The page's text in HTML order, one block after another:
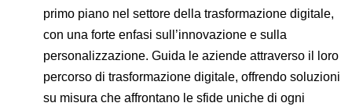
primo piano nel settore della trasformazione digitale,
con una forte enfasi sull’innovazione e sulla
personalizzazione. Guida le aziende attraverso il loro
percorso di trasformazione digitale, offrendo soluzioni
su misura che affrontano le sfide uniche di ogni